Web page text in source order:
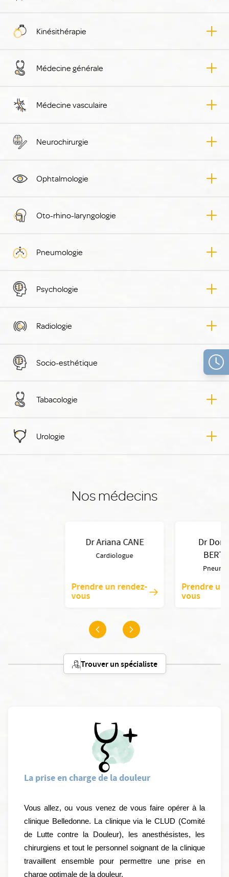
Kinésithérapie
Médecine générale
Médecine vasculaire
Neurochirurgie
Ophtalmologie
Oto-rhino-laryngologie
Pneumologie
Psychologie
Radiologie
Socio-esthétique
Tabacologie
Urologie
Nos médecins
Dr Ariana CANE
Cardiologue
Prendre un rendez-
vous
Dr
Prendre un
vous
Trouver un spécialiste
La prise en charge de la douleur
Vous allez, ou vous venez de vous faire opérer à la
clinique Belledonne. La clinique via le CLUD (Comité
de Lutte contre la Douleur), les anesthésistes, les
chirurgiens et tout le personnel soignant de la clinique
travaillent ensemble pour permettre une prise en
charge optimale de la douleur.